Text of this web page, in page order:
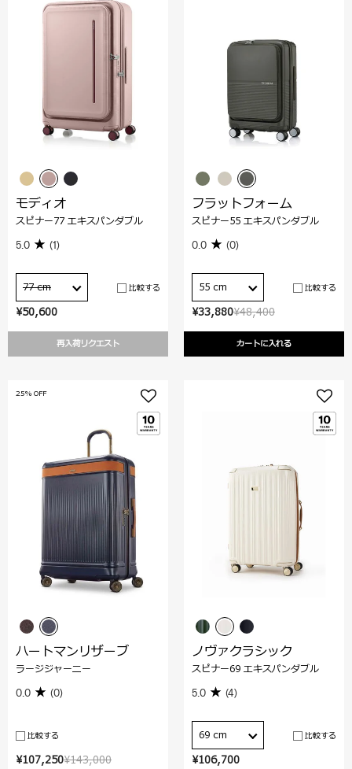
¥50,600
再入荷リクエスト
モディオ
スピナー77 エキスパンダブル
5.0 (1)
77 cm 比較する
¥48,400
¥33,880
カートに入れる
フラットフォーム
スピナー55 エキスパンダブル
0.0 (0)
55 cm 比較する
¥143,000
¥107,250
25% OFF
ハートマンリザーブ
ラージジャーニー
0.0 (0)
比較する
¥106,700
ノヴァクラシック
スピナー69 エキスパンダブル
5.0 (4)
69 cm 比較する